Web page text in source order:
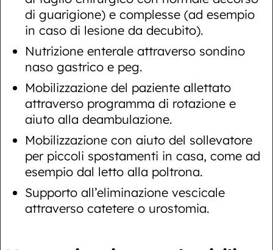
di guarigione) e complesse (ad esempio
in caso di lesione da decubito).
Nutrizione enterale attraverso sondino
naso gastrico e peg.
Mobilizzazione del paziente allettato
attraverso programma di rotazione e
aiuto alla deambulazione.
Mobilizzazione con aiuto del sollevatore
per piccoli spostamenti in casa, come ad
esempio dal letto alla poltrona.
Supporto all’eliminazione vescicale
attraverso catetere o urostomia.